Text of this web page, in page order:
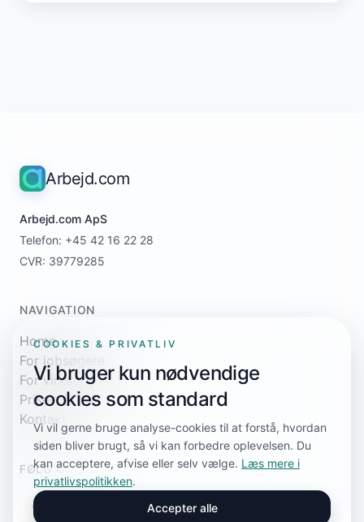
Arbejd.com
Arbejd.com ApS
Telefon: +45 42 16 22 28
CVR: 39779285
NAVIGATION
Home
For jobsøgere
For virksomheder
Priser
Kontakt
FØLG OS
COOKIES & PRIVATLIV
Vi bruger kun nødvendige
cookies som standard
Vi vil gerne bruge analyse-cookies til at forstå, hvordan
siden bliver brugt, så vi kan forbedre oplevelsen. Du
kan acceptere, afvise eller selv vælge. Læs mere i
privatlivspolitikken.
Accepter alle